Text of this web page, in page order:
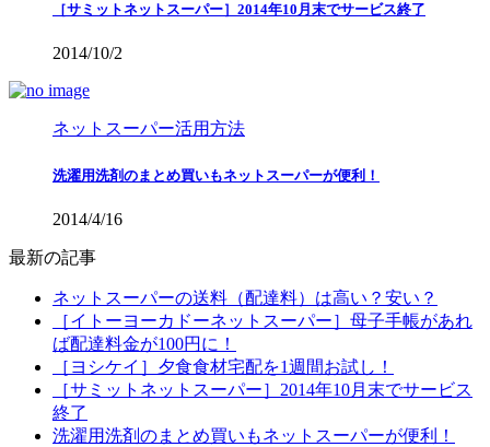
［サミットネットスーパー］2014年10月末でサービス終了
2014/10/2
ネットスーパー活用方法
洗濯用洗剤のまとめ買いもネットスーパーが便利！
2014/4/16
最新の記事
ネットスーパーの送料（配達料）は高い？安い？
［イトーヨーカドーネットスーパー］母子手帳があれ
ば配達料金が100円に！
［ヨシケイ］夕食食材宅配を1週間お試し！
［サミットネットスーパー］2014年10月末でサービス
終了
洗濯用洗剤のまとめ買いもネットスーパーが便利！